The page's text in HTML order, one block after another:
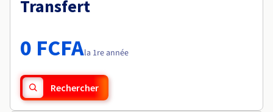
Transfert
0 FCFAla 1re année
Rechercher